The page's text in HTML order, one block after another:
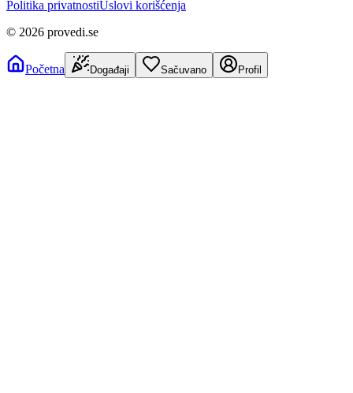
Politika privatnostiUslovi korišćenja
© 2026 provedi.se
Početna Događaji Sačuvano Profil